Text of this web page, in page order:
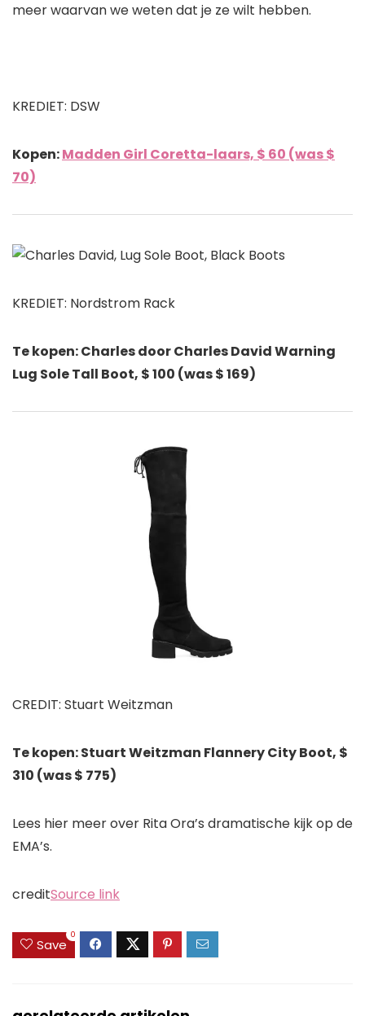
meer waarvan we weten dat je ze wilt hebben.
KREDIET: DSW
Kopen:Madden Girl Coretta-laars, $ 60 (was $
70)
KREDIET: Nordstrom Rack
Te kopen: Charles door Charles David Warning
Lug Sole Tall Boot, $ 100 (was $ 169)
CREDIT: Stuart Weitzman
Te kopen: Stuart Weitzman Flannery City Boot, $
310 (was $ 775)
Lees hier meer over Rita Ora’s dramatische kijk op de
EMA’s.
creditSource link
Save
0